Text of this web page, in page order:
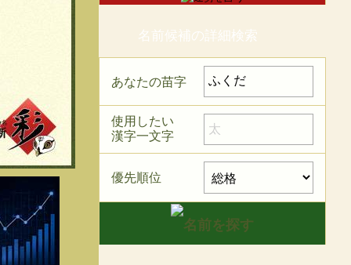
名前候補の詳細検索
あなたの苗字
使用したい
漢字一文字
優先順位